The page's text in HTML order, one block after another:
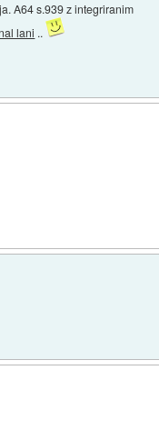
A64 s.939 z integriranim
lani ..